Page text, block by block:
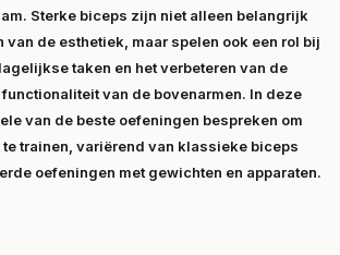
Sterke biceps zijn niet alleen belangrijk
van de esthetiek, maar spelen ook een rol bij
taken en het verbeteren van de
van de bovenarmen. In deze
van de beste oefeningen bespreken om
trainen, variërend van klassieke biceps
oefeningen met gewichten en apparaten.